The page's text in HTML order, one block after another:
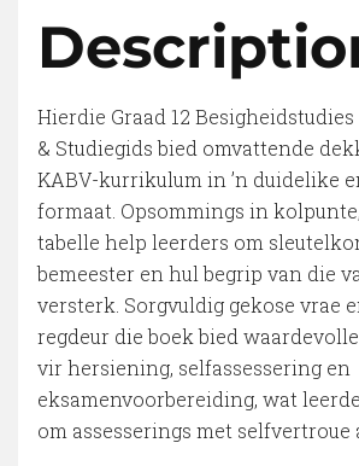
Hierdie Graad 12
& Studiegids bied omvattende
KABV-kurrikulum in ’n duidelike
formaat. Opsommings in
tabelle help leerders om
bemeester en hul begrip van die
versterk. Sorgvuldig gekose vrae
regdeur die boek bied
vir hersiening, selfassessering en
eksamenvoorbereiding, wat
om assesserings met selfvertroue